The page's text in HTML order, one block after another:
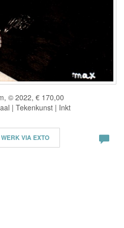
© 2022, € 170,00
| Tekenkunst | Inkt
VIA EXTO